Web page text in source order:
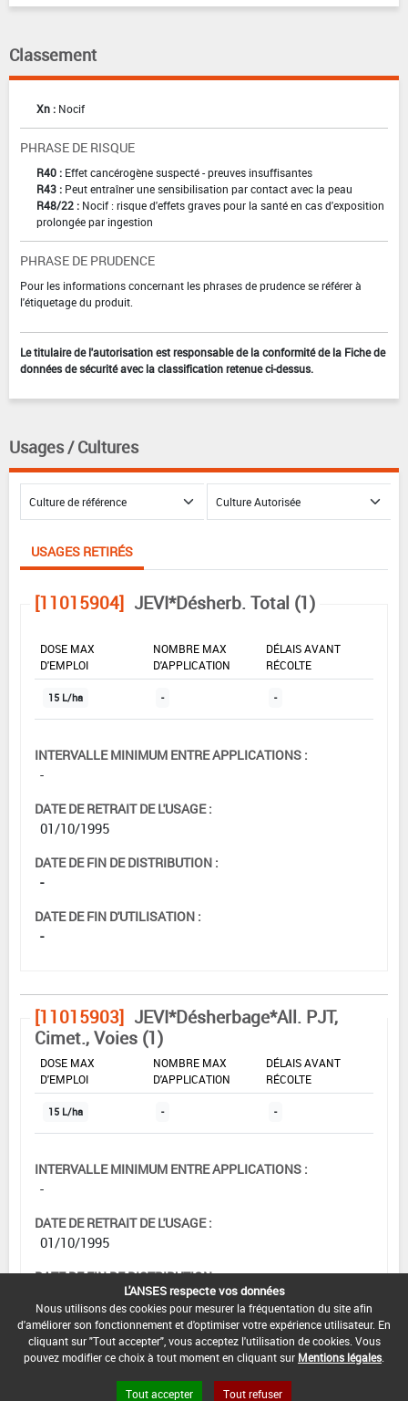
Classement
Xn : Nocif
PHRASE DE RISQUE
R40 : Effet cancérogène suspecté - preuves insuffisantes
R43 : Peut entraîner une sensibilisation par contact avec la peau
R48/22 : Nocif : risque d'effets graves pour la santé en cas d'exposition
prolongée par ingestion
PHRASE DE PRUDENCE
Pour les informations concernant les phrases de prudence se référer à
l'étiquetage du produit.
Le titulaire de l'autorisation est responsable de la conformité de la Fiche de
données de sécurité avec la classification retenue ci-dessus.
Usages / Cultures
USAGES RETIRÉS
[11015904] JEVI*Désherb. Total (1)
DOSE MAX
D'EMPLOI
NOMBRE MAX
D'APPLICATION
DÉLAIS AVANT
RÉCOLTE
15 L/ha - -
INTERVALLE MINIMUM ENTRE APPLICATIONS :
-
DATE DE RETRAIT DE L'USAGE :
01/10/1995
DATE DE FIN DE DISTRIBUTION :
-
DATE DE FIN D'UTILISATION :
-
[11015903] JEVI*Désherbage*All. PJT,
Cimet., Voies (1)
DOSE MAX
D'EMPLOI
NOMBRE MAX
D'APPLICATION
DÉLAIS AVANT
RÉCOLTE
15 L/ha - -
INTERVALLE MINIMUM ENTRE APPLICATIONS :
-
DATE DE RETRAIT DE L'USAGE :
01/10/1995
DATE DE FIN DE DISTRIBUTION :
DATE DE FIN D'UTILISATION :
-
L'ANSES respecte vos données
Nous utilisons des cookies pour mesurer la fréquentation du site afin
d'améliorer son fonctionnement et d'optimiser votre expérience utilisateur. En
cliquant sur "Tout accepter", vous acceptez l'utilisation de cookies. Vous
pouvez modifier ce choix à tout moment en cliquant sur Mentions légales
Tout accepter Tout refuser